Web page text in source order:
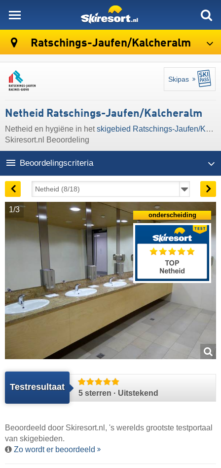
Ratschings-Jaufen/​Kalcheralm
Skipas
Netheid Ratschings-Jaufen/​Kalcheralm
Netheid en hygiëne in hetskigebied Ratschings-Jaufen/​Kalcheralm
Skiresort.nl Beoordeling
Beoordelingscriteria
1/3
Testresultaat
5 sterren · Uitstekend
onderscheiding
Beoordeeld door Skiresort.nl , 's werelds grootste testportaal
van skigebieden.
Zo wordt er beoordeeld